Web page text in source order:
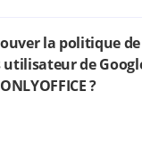
la politique
utilisateur de
?